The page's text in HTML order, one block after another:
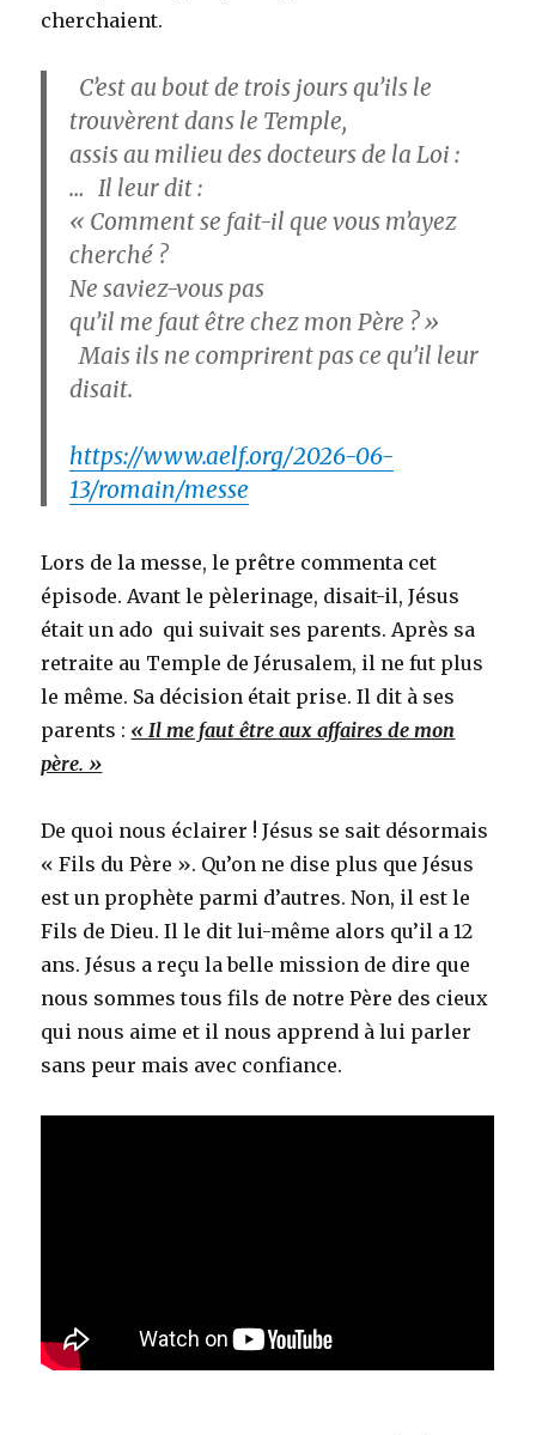
cherchaient.
C’est au bout de trois jours qu’ils le
trouvèrent dans le Temple,
assis au milieu des docteurs de la Loi :
… Il leur dit :
« Comment se fait-il que vous m’ayez
cherché ?
Ne saviez-vous pas
qu’il me faut être chez mon Père ? »
Mais ils ne comprirent pas ce qu’il leur
disait.
https://www.aelf.org/2026-06-
13/romain/messe
Lors de la messe, le prêtre commenta cet
épisode. Avant le pèlerinage, disait-il, Jésus
était un ado qui suivait ses parents. Après sa
retraite au Temple de Jérusalem, il ne fut plus
le même. Sa décision était prise. Il dit à ses
parents : « Il me faut être aux affaires de mon
père. »
De quoi nous éclairer ! Jésus se sait désormais
« Fils du Père ». Qu’on ne dise plus que Jésus
est un prophète parmi d’autres. Non, il est le
Fils de Dieu. Il le dit lui-même alors qu’il a 12
ans. Jésus a reçu la belle mission de dire que
nous sommes tous fils de notre Père des cieux
qui nous aime et il nous apprend à lui parler
sans peur mais avec confiance.